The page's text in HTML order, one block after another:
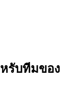
รับทีมของ